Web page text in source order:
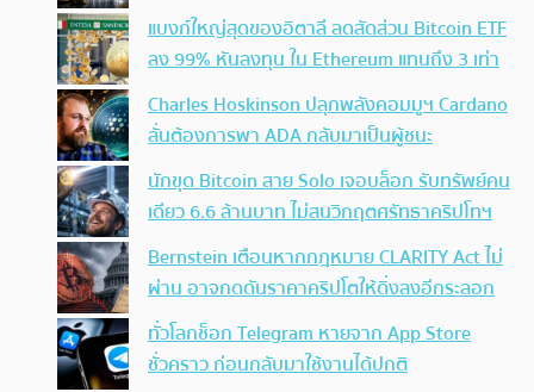
แบงก์ใหญ่สุดของอิตาลี ลดสัดส่วน Bitcoin ETF
ลง 99% หันลงทุน ใน Ethereum แทนถึง 3 เท่า
Charles Hoskinson ปลุกพลังคอมมูฯ Cardano
ลั่นต้องการพา ADA กลับมาเป็นผู้ชนะ
นักขุด Bitcoin สาย Solo เจอบล็อก รับทรัพย์คน
เดียว 6.6 ล้านบาท ไม่สนวิกฤตศรัทธาคริปโทฯ
Bernstein เตือนหากกฎหมาย CLARITY Act ไม่
ผ่าน อาจกดดันราคาคริปโตให้ดิ่งลงอีกระลอก
ทั่วโลกช็อก Telegram หายจาก App Store
ชั่วคราว ก่อนกลับมาใช้งานได้ปกติ